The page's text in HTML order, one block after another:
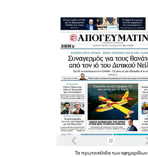
Τα πρωτοσέλιδα των εφημερίδων